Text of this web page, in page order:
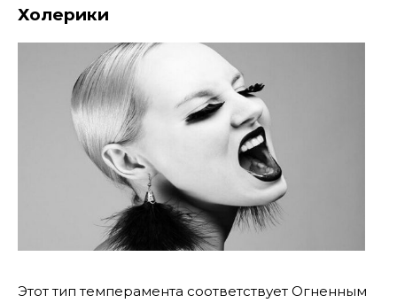
Холерики
Этот тип темперамента соответствует Огненным